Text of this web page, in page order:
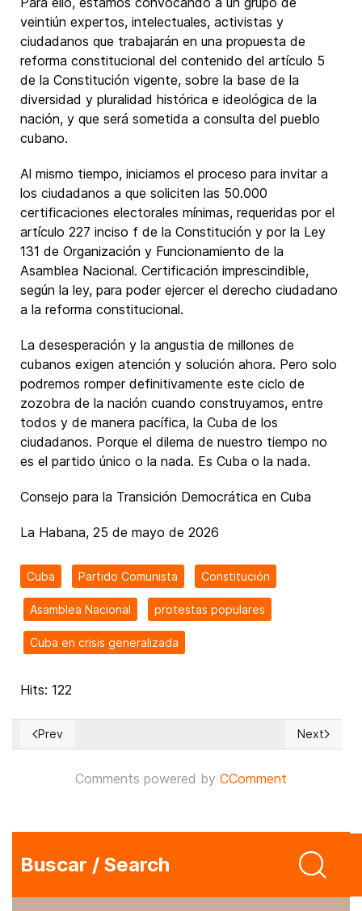
veintiún expertos, intelectuales, activistas y
ciudadanos que trabajarán en una propuesta de
reforma constitucional del contenido del artículo 5
de la Constitución vigente, sobre la base de la
diversidad y pluralidad histórica e ideológica de la
nación, y que será sometida a consulta del pueblo
cubano.
Al mismo tiempo, iniciamos el proceso para invitar a
los ciudadanos a que soliciten las 50.000
certificaciones electorales mínimas, requeridas por el
artículo 227 inciso f de la Constitución y por la Ley
131 de Organización y Funcionamiento de la
Asamblea Nacional. Certificación imprescindible,
según la ley, para poder ejercer el derecho ciudadano
a la reforma constitucional.
La desesperación y la angustia de millones de
cubanos exigen atención y solución ahora. Pero solo
podremos romper definitivamente este ciclo de
zozobra de la nación cuando construyamos, entre
todos y de manera pacífica, la Cuba de los
ciudadanos. Porque el dilema de nuestro tiempo no
es el partido único o la nada. Es Cuba o la nada.
Consejo para la Transición Democrática en Cuba
La Habana, 25 de mayo de 2026
Cuba Partido Comunista Constitución
Asamblea Nacional protestas populares
Cuba en crisis generalizada
Hits: 122
Previous article: En un video reciente...
Prev Next article:
Next
Comments powered by CComment
Buscar / Search